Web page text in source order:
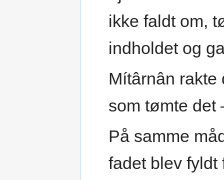
ikke faldt om,
indholdet og
Mítârnân rakte
som tømte det
På samme
fadet blev fyldt